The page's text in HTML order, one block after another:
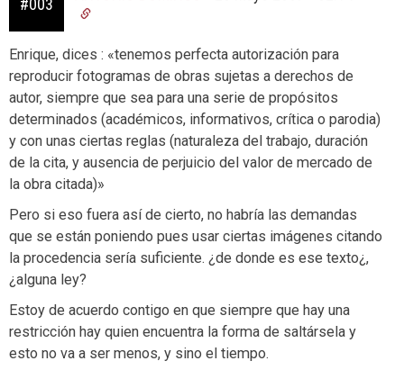
#003
Enrique, dices : «tenemos perfecta autorización para
reproducir fotogramas de obras sujetas a derechos de
autor, siempre que sea para una serie de propósitos
determinados (académicos, informativos, crítica o parodia)
y con unas ciertas reglas (naturaleza del trabajo, duración
de la cita, y ausencia de perjuicio del valor de mercado de
la obra citada)»
Pero si eso fuera así de cierto, no habría las demandas
que se están poniendo pues usar ciertas imágenes citando
la procedencia sería suficiente. ¿de donde es ese texto¿,
¿alguna ley?
Estoy de acuerdo contigo en que siempre que hay una
restricción hay quien encuentra la forma de saltársela y
esto no va a ser menos, y sino el tiempo.